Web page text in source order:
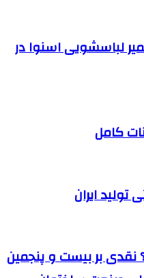
لباسشویی اسنوا در
کامل
ایران
نقدی بر بیست و پنجمین